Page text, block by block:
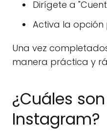
Dirígete a
Activa la
Una vez
manera práctica y
¿Cuáles
Instagram?